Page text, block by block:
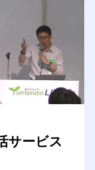
サービス